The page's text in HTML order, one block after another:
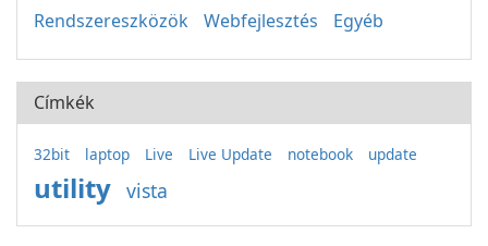
Rendszereszközök
Webfejlesztés Egyéb
Címkék
32bit laptop Live Live Update notebook update
utility vista